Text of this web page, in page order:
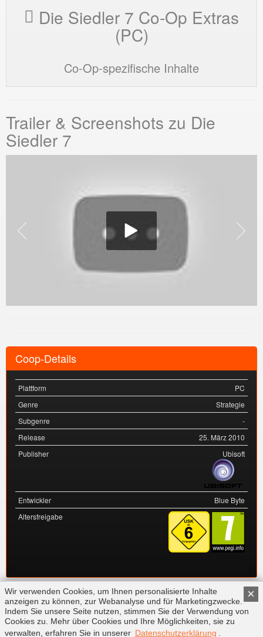
Die Siedler 7 Co-Op Extras
(PC)
Co-Op-spezifische Inhalte
Trailer & Screenshots zu Die
Siedler 7
Coop-Details
Plattform
PC
Genre
Strategie
Subgenre
-
Release
25. März 2010
Publisher
Ubisoft
Entwickler
Blue Byte
Altersfreigabe
FAQ Kontakt Impressum Datenschutz
×
Wir verwenden Cookies, um Ihnen personalisierte Inhalte
anzeigen zu können, zur Webanalyse und für Marketingzwecke.
Indem Sie unsere Seite nutzen, stimmen Sie der Verwendung von
Cookies zu. Mehr über Cookies und Ihre Möglichkeiten, sie zu
verwalten, erfahren Sie in unserer Datenschutzerklärung